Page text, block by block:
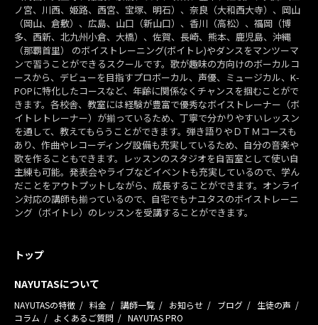
ノ宮、川西、姫路、西宮、宝塚、明石）、奈良（大和西大寺）、岡山
（岡山、倉敷）、広島、山口（新山口）、香川（高松）、福岡（博
多、西新、北九州小倉、大橋）、佐賀、長崎、熊本、鹿児島、沖縄
（那覇首里） のボイストレーニング(ボイトレ)やダンスをマンツーマ
ンで習うことができるスクールです。歌が趣味の方向けのボーカルコ
ースから、デビューを目指すプロボーカル、声優、ミュージカル、K-
POPに特化したコースなど、年齢に関係なくチャンスを掴むことがで
きます。各校舎、教室には経験が豊富で優秀なボイストレーナー（ボ
イトレトレーナー）が揃っているため、丁寧で分かりやすいレッスン
を通して、教えてもらうことができます。弾き語りやＤＴＭコースも
あり、作曲やレコーディング設備も充実しているため、自分の音楽や
歌を作ることもできます。レッスンのスタジオを自習室として使い自
主練も可能。発表会やライブなどイベントも充実しているので、学ん
だことをアウトプットしながら、成長することができます。オンライ
ン対応の講師も揃っているので、自宅でもナユタスのボイストレーニ
ング（ボイトレ）のレッスンを受講することができます。
トップ
NAYUTASについて
NAYUTASの特徴 料金 講師一覧 お知らせ ブログ
生徒の声
コラム
よくあるご質問 NAYUTAS PRO